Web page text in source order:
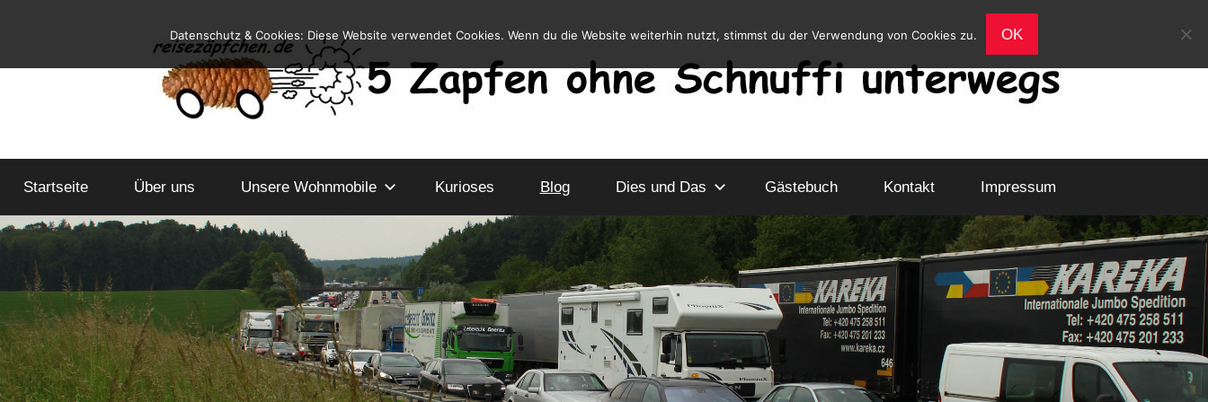
springen
Reiseblog
und
Leben
Wohnmobil
Startseite Über uns Unsere Wohnmobile Kurioses Blog Dies und Das Gästebuch Kontakt Impressum
Datenschutz & Cookies: Diese Website verwendet Cookies. Wenn du die Website weiterhin nutzt, stimmst du der Verwendung von Cookies zu. OK